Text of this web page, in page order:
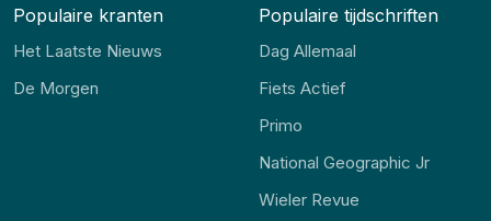
Populaire kranten
Het Laatste Nieuws
De Morgen
Populaire tijdschriften
Dag Allemaal
Fiets Actief
Primo
National Geographic Jr
Wieler Revue